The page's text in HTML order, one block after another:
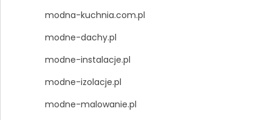
modna-kuchnia.com.pl
modne-dachy.pl
modne-instalacje.pl
modne-izolacje.pl
modne-malowanie.pl